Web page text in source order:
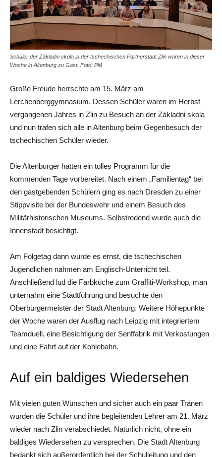
Schüler der Základni skola in der tschechischen Partnerstadt Zlin waren in dieser
Woche in Altenburg zu Gast. Foto: PM
Große Freude herrschte am 15. März am
Lerchenberggymnasium. Dessen Schüler waren im Herbst
vergangenen Jahres in Zlin zu Besuch an der Základni skola
und nun trafen sich alle in Altenburg beim Gegenbesuch der
tschechischen Schüler wieder.
Die Altenburger hatten ein tolles Programm für die
kommenden Tage vorbereitet. Nach einem „Familientag“ bei
den gastgebenden Schülern ging es nach Dresden zu einer
Stippvisite bei der Bundeswehr und einem Besuch des
Militärhistorischen Museums. Selbstredend wurde auch die
Innenstadt besichtigt.
Am Folgetag dann wurde es ernst, die tschechischen
Jugendlichen nahmen am Englisch-Unterricht teil.
Anschließend lud die Farbküche zum Graffiti-Workshop, man
unternahm eine Stadtführung und besuchte den
Oberbürgermeister der Stadt Altenburg. Weitere Höhepunkte
der Woche waren der Ausflug nach Leipzig mit integriertem
Teamduell, eine Besichtigung der Senffabrik mit Verkostungen
und eine Fahrt auf der Kohlebahn.
Auf ein baldiges Wiedersehen
Mit vielen guten Wünschen und sicher auch ein paar Tränen
wurden die Schüler und ihre begleitenden Lehrer am 21. März
wieder nach Zlin verabschiedet. Natürlich nicht, ohne ein
baldiges Wiedersehen zu versprechen. Die Stadt Altenburg
bedankt sich außerordentlich bei der Schulleitung und den